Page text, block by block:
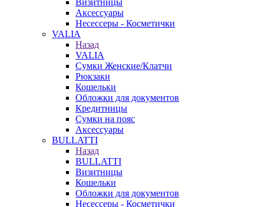
Визитницы
Аксессуары
Несессеры - Косметички
VALIA
Назад
VALIA
Сумки Женские/Клатчи
Рюкзаки
Кошельки
Обложки для документов
Кредитницы
Сумки на пояс
Аксессуары
BULLATTI
Назад
BULLATTI
Визитницы
Кошельки
Обложки для документов
Несессеры - Косметички